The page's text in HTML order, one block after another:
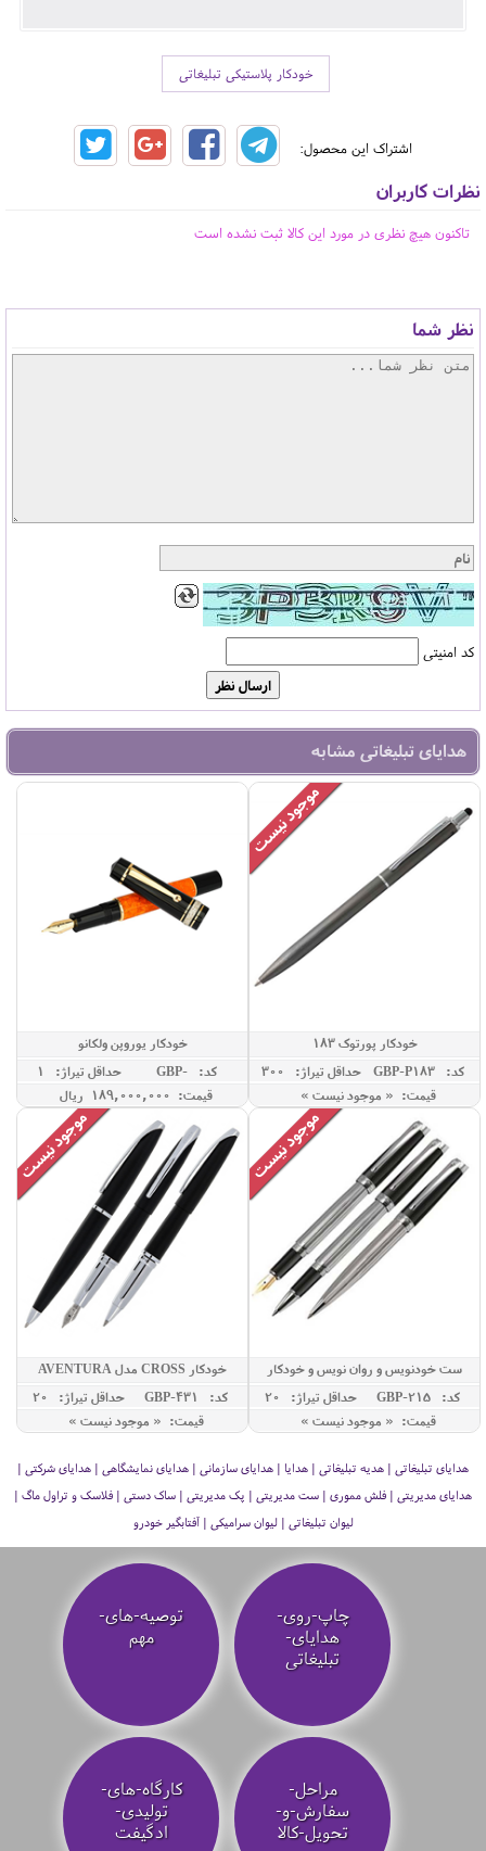
خودکار پلاستیکی تبلیغاتی
اشتراک این محصول:
نظرات کاربران
تاکنون هیچ نظری در مورد این کالا ثبت نشده است
نظر شما
کد امنیتی
هدایای تبلیغاتی مشابه
خودکار پورتوک 183
کد: GBP-P183
حداقل تيراژ: 300
قیمت: « موجود نیست »
خودکار یوروپن ولکانو
کد: GBP-
VOLCANO
حداقل تيراژ: 1
قیمت: 189,000,000 ريال
ست خودنویس و روان نویس و خودکار
PIERRE CARDIN مدل MERLOT
کد: GBP-215
حداقل تيراژ: 20
قیمت: « موجود نیست »
خودکار CROSS مدل AVENTURA
کد: GBP-431
حداقل تيراژ: 20
قیمت: « موجود نیست »
هدایای تبلیغاتی | هدیه تبلیغاتی | هدایا | هدایای سازمانی | هدایای نمایشگاهی | هدایای شرکتی |
هدایای مدیریتی | فلش مموری | ست مدیریتی | پک مدیریتی | ساک دستی | فلاسک و تراول ماگ |
لیوان تبلیغاتی | لیوان سرامیکی | آفتابگیر خودرو
چاپ-روی-
هدایای-
تبلیغاتی
توصیه‌-های-
مهم
مراحل-
سفارش-و-
تحویل-کالا
کارگاه-های-
تولیدی-
ادگیفت